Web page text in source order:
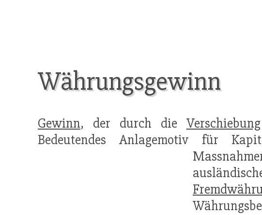
Währungsgewinn
Gewinn, der durch die Verschiebung
Bedeutendes Anlagemotiv für